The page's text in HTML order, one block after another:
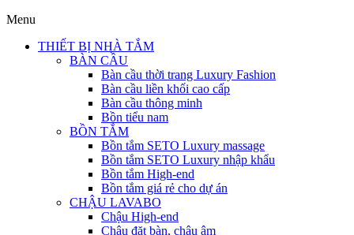
Menu
THIẾT BỊ NHÀ TẮM
BÀN CẦU
Bàn cầu thời trang Luxury Fashion
Bàn cầu liền khối cao cấp
Bàn cầu thông minh
Bồn tiểu nam
BỒN TẮM
Bồn tắm SETO Luxury massage
Bồn tắm SETO Luxury nhập khẩu
Bồn tắm High-end
Bồn tắm giá rẻ cho dự án
CHẬU LAVABO
Chậu High-end
Chậu đặt bàn, chậu âm